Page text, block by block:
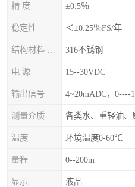
精 度 ±0.5％
稳定性 ＜±0.25％FS/年
316不锈钢
电 源 15--30VDC
输出信号 4~20mADC，0----
测量介质 各类水、重轻油、
温度 环境温度0-60℃
量程 0--200m
显示 液晶